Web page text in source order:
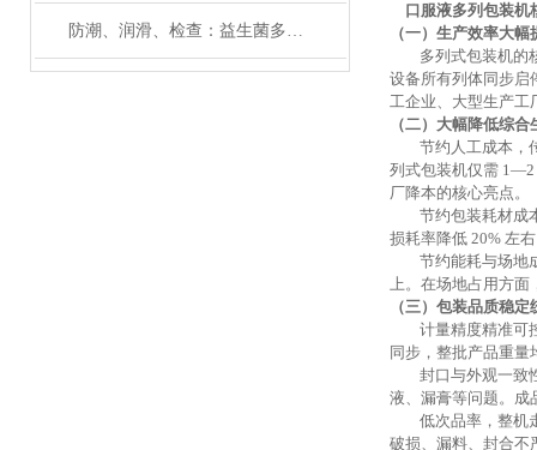
防潮、润滑、检查：益生菌多列包装机维护三大关键词
口服液多列包装机
（一）生产效率大
多列式包装机的
设备所有列体同步启
工企业、大型生产工
（二）大幅降低综
节约人工成本 ，
列式包装机仅需 1—2
厂降本的核心亮点。
节约包装耗材成
损耗率降低 20% 左
节约能耗与场地
上。在场地占用方面
（三）包装品质稳
计量精度精准可
同步，整批产品重
封口与外观一致
液、漏膏等问题。成
低次品率 ， 整机
破损、漏料、封合不